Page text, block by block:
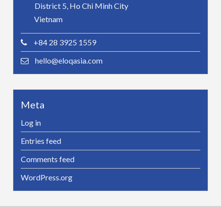
District 5, Ho Chi Minh City
Vietnam
+84 28 3925 1559
hello@eloqasia.com
Meta
Log in
Entries feed
Comments feed
WordPress.org